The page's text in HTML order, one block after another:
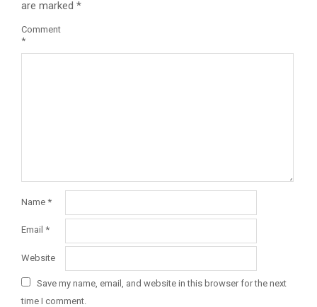
are marked *
Comment
*
Name *
Email *
Website
Save my name, email, and website in this browser for the next
time I comment.